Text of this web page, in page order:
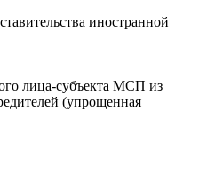
иностранной
лица-субъекта МСП из
(упрощенная